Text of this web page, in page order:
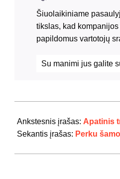
Šiuolaikiniame
tikslas, kad
papildomus vartotojų
Su manimi jus galite
07-
29
Ankstesnis įrašas: Apatinis
Sekantis įrašas: Perku